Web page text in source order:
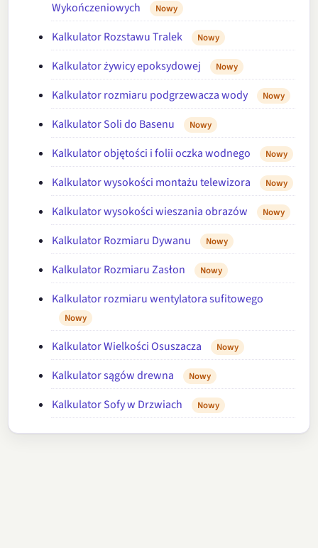
Wykończeniowych Nowy
Kalkulator Rozstawu Tralek Nowy
Kalkulator żywicy epoksydowej Nowy
Kalkulator rozmiaru podgrzewacza wody Nowy
Kalkulator Soli do Basenu Nowy
Kalkulator objętości i folii oczka wodnego Nowy
Kalkulator wysokości montażu telewizora Nowy
Kalkulator wysokości wieszania obrazów Nowy
Kalkulator Rozmiaru Dywanu Nowy
Kalkulator Rozmiaru Zasłon Nowy
Kalkulator rozmiaru wentylatora sufitowego
Nowy
Kalkulator Wielkości Osuszacza Nowy
Kalkulator sągów drewna Nowy
Kalkulator Sofy w Drzwiach Nowy